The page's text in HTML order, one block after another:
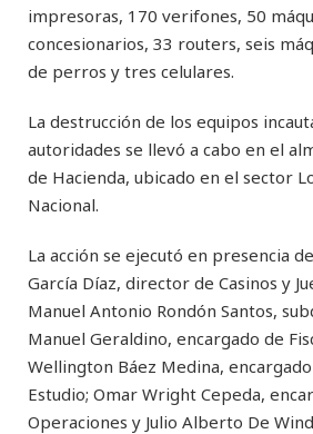
impresoras, 170 verifones, 50
concesionarios, 33 routers, seis
de perros y tres celulares.
La destrucción de los equipos
autoridades se llevó a cabo en el
de Hacienda, ubicado en el sector
Nacional.
La acción se ejecutó en presencia
García Díaz, director de Casinos y
Manuel Antonio Rondón Santos,
Manuel Geraldino, encargado de
Wellington Báez Medina,
Estudio; Omar Wright Cepeda,
Operaciones y Julio Alberto De